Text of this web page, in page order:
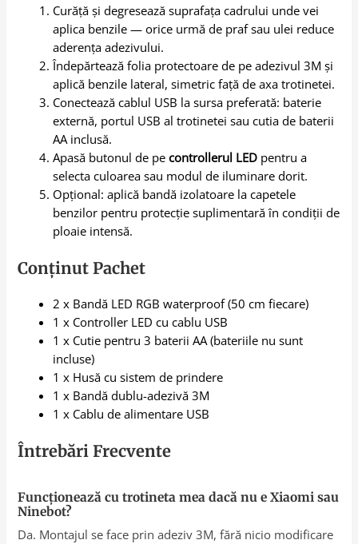
Curăță și degresează suprafața cadrului unde vei
aplica benzile — orice urmă de praf sau ulei reduce
aderența adezivului.
Îndepărtează folia protectoare de pe adezivul 3M și
aplică benzile lateral, simetric față de axa trotinetei.
Conectează cablul USB la sursa preferată: baterie
externă, portul USB al trotinetei sau cutia de baterii
AA inclusă.
Apasă butonul de pecontrollerul LED pentru a
selecta culoarea sau modul de iluminare dorit.
Opțional: aplică bandă izolatoare la capetele
benzilor pentru protecție suplimentară în condiții de
ploaie intensă.
Conținut Pachet
2 x Bandă LED RGB waterproof (50 cm fiecare)
1 x Controller LED cu cablu USB
1 x Cutie pentru 3 baterii AA (bateriile nu sunt
incluse)
1 x Husă cu sistem de prindere
1 x Bandă dublu-adezivă 3M
1 x Cablu de alimentare USB
Întrebări Frecvente
Funcționează cu trotineta mea dacă nu e Xiaomi sau
Ninebot?
Da. Montajul se face prin adeziv 3M, fără nicio modificare